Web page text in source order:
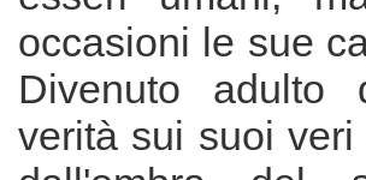
occasioni le sue
Divenuto
verità sui suoi